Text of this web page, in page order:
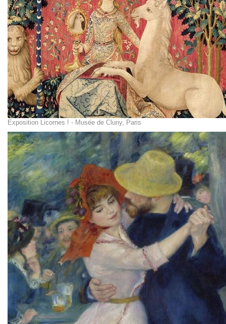
Exposition Licornes ! - Musée de Cluny, Paris